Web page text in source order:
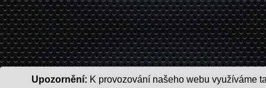
Upozornění: K provozování našeho webu využíváme